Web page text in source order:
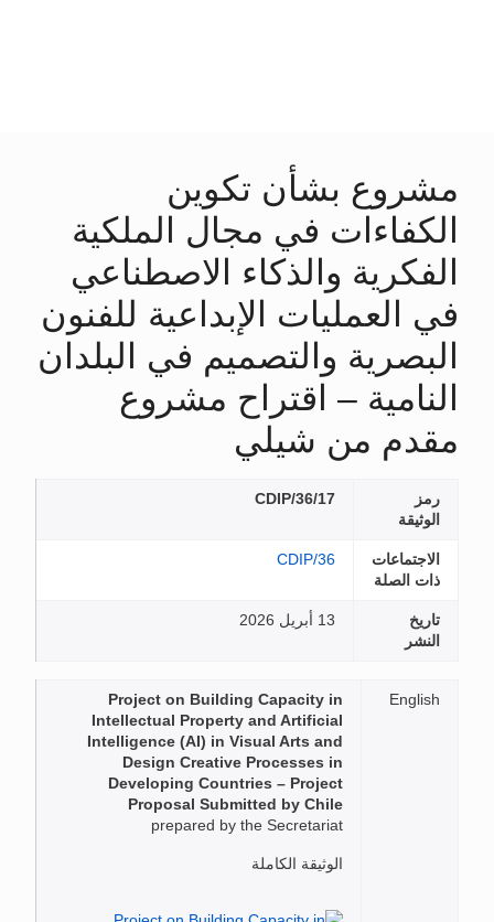
مشروع بشأن تكوين
الكفاءات في مجال الملكية
الفكرية والذكاء الاصطناعي
في العمليات الإبداعية للفنون
البصرية والتصميم في البلدان
النامية – اقتراح مشروع
مقدم من شيلي
رمز
الوثيقة
CDIP/36/17
الاجتماعات
ذات الصلة
CDIP/36
تاريخ
النشر
13 أبريل 2026
English
Project on Building Capacity in
Intellectual Property and Artificial
Intelligence (AI) in Visual Arts and
Design Creative Processes in
Developing Countries – Project
Proposal Submitted by Chile
prepared by the Secretariat
الوثيقة الكاملة